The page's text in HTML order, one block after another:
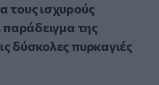
τους ισχυρούς
της
δύσκολες πυρκαγιές